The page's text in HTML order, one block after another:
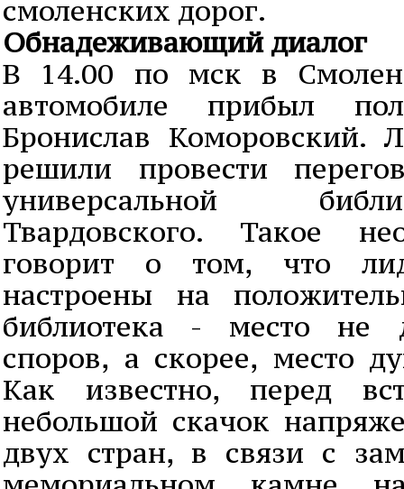
смоленских дорог.
Обнадеживающий диалог
В 14.00 по мск в
автомобиле прибыл
Бронислав Коморовский.
решили провести
универсальной
Твардовского. Такое
говорит о том, что
настроены на
библиотека - место не
споров, а скорее, место
Как известно, перед
небольшой скачок
двух стран, в связи с